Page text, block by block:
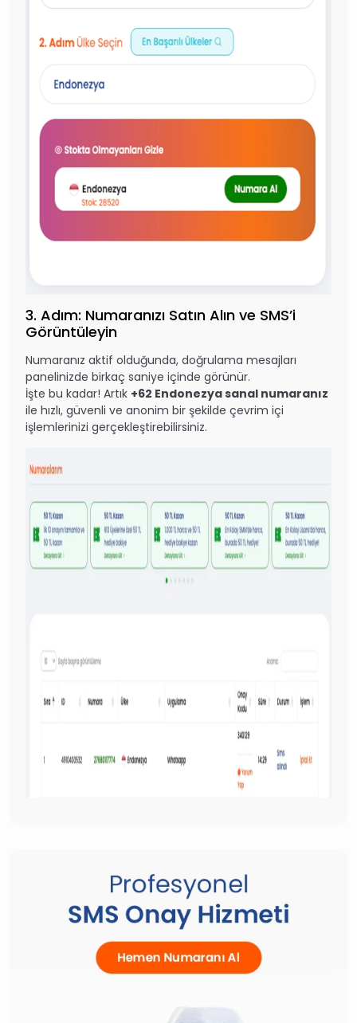
3. Adım: Numaranızı Satın Alın ve SMS’i
Görüntüleyin
Numaranız aktif olduğunda, doğrulama mesajları
panelinizde birkaç saniye içinde görünür.
İşte bu kadar! Artık +62 Endonezya sanal numaranız
ile hızlı, güvenli ve anonim bir şekilde çevrim içi
işlemlerinizi gerçekleştirebilirsiniz.